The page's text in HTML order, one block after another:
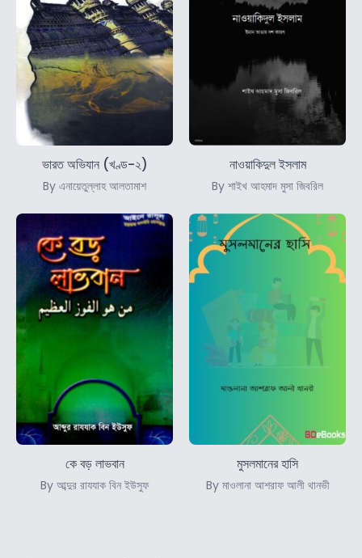
ভারত অভিযান (খণ্ড-২)
By এনায়েতুল্লাহ আলতামাশ
নাওয়াকিদুল ইসলাম
By শাইখ আহমাদ মুসা জিবরিল
কে বড় লাভবান
By আব্দুর রাযযাক বিন ইউসুফ
মুসলমানের হাসি
By মাওলানা আশরাফ আলী থানভী